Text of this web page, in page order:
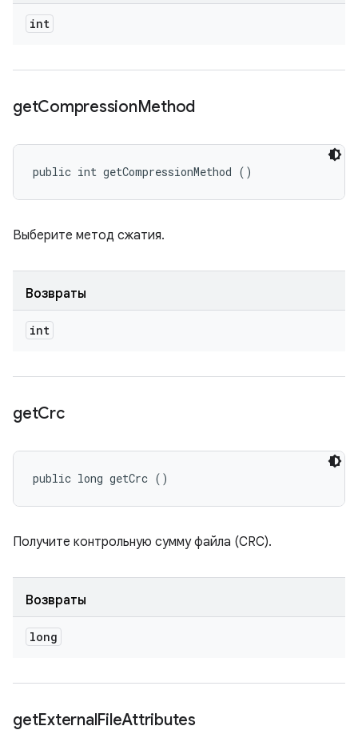
int
getCompressionMethod
public int getCompressionMethod ()
Выберите метод сжатия.
Возвраты
int
getCrc
public long getCrc ()
Получите контрольную сумму файла (CRC).
Возвраты
long
getExternalFileAttributes